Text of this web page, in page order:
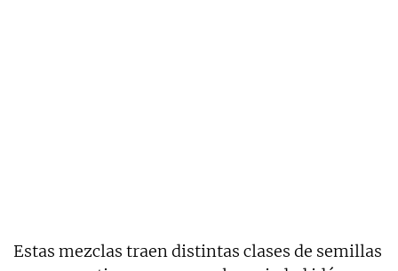
Estas mezclas traen distintas clases de semillas